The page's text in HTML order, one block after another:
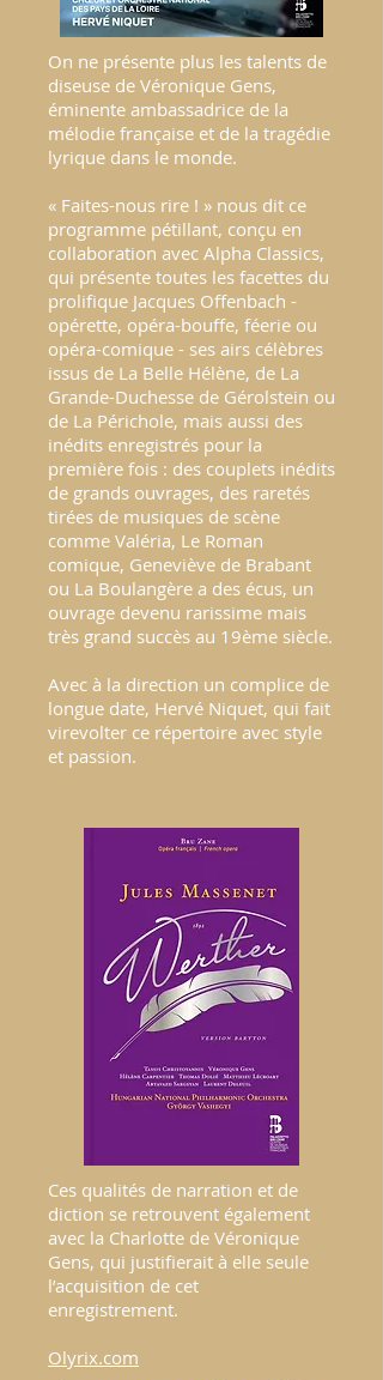
On ne présente plus les talents de
diseuse de Véronique Gens,
éminente ambassadrice de la
mélodie française et de la tragédie
lyrique dans le monde.
« Faites-nous rire ! » nous dit ce
programme pétillant, conçu en
collaboration avec Alpha Classics,
qui présente toutes les facettes du
prolifique Jacques Offenbach -
opérette, opéra-bouffe, féerie ou
opéra-comique - ses airs célèbres
issus de La Belle Hélène, de La
Grande-Duchesse de Gérolstein ou
de La Périchole, mais aussi des
inédits enregistrés pour la
première fois : des couplets inédits
de grands ouvrages, des raretés
tirées de musiques de scène
comme Valéria, Le Roman
comique, Geneviève de Brabant
ou La Boulangère a des écus, un
ouvrage devenu rarissime mais
très grand succès au 19ème siècle.
Avec à la direction un complice de
longue date, Hervé Niquet, qui fait
virevolter ce répertoire avec style
et passion.
Ces qualités de narration et de
diction se retrouvent également
avec la Charlotte de Véronique
Gens, qui justifierait à elle seule
l’acquisition de cet
enregistrement.
Olyrix.com